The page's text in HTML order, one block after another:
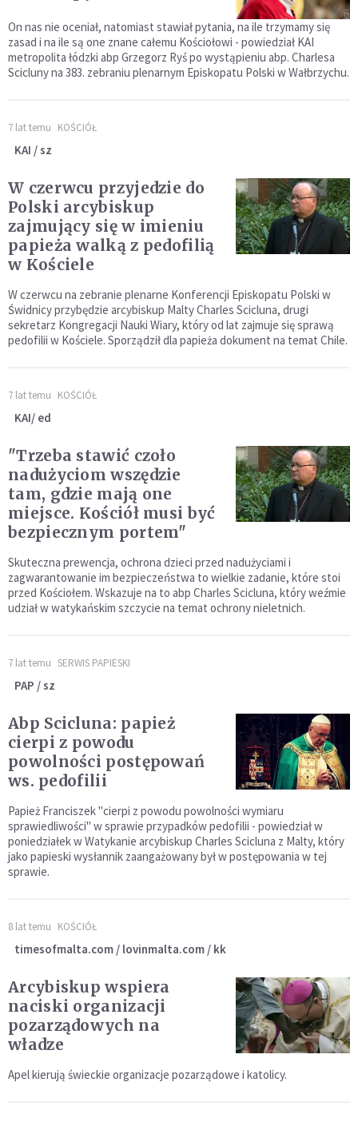
On nas nie oceniał, natomiast stawiał pytania, na ile trzymamy się
zasad i na ile są one znane całemu Kościołowi - powiedział KAI
metropolita łódzki abp Grzegorz Ryś po wystąpieniu abp. Charlesa
Scicluny na 383. zebraniu plenarnym Episkopatu Polski w Wałbrzychu.
7 lat temu KOŚCIÓŁ
KAI / sz
W czerwcu przyjedzie do
Polski arcybiskup
zajmujący się w imieniu
papieża walką z pedofilią
w Kościele
W czerwcu na zebranie plenarne Konferencji Episkopatu Polski w
Świdnicy przybędzie arcybiskup Malty Charles Scicluna, drugi
sekretarz Kongregacji Nauki Wiary, który od lat zajmuje się sprawą
pedofilii w Kościele. Sporządził dla papieża dokument na temat Chile.
7 lat temu KOŚCIÓŁ
KAI/ ed
"Trzeba stawić czoło
nadużyciom wszędzie
tam, gdzie mają one
miejsce. Kościół musi być
bezpiecznym portem"
Skuteczna prewencja, ochrona dzieci przed nadużyciami i
zagwarantowanie im bezpieczeństwa to wielkie zadanie, które stoi
przed Kościołem. Wskazuje na to abp Charles Scicluna, który weźmie
udział w watykańskim szczycie na temat ochrony nieletnich.
7 lat temu SERWIS PAPIESKI
PAP / sz
Abp Scicluna: papież
cierpi z powodu
powolności postępowań
ws. pedofilii
Papież Franciszek "cierpi z powodu powolności wymiaru
sprawiedliwości" w sprawie przypadków pedofilii - powiedział w
poniedziałek w Watykanie arcybiskup Charles Scicluna z Malty, który
jako papieski wysłannik zaangażowany był w postępowania w tej
sprawie.
8 lat temu KOŚCIÓŁ
timesofmalta.com / lovinmalta.com / kk
Arcybiskup wspiera
naciski organizacji
pozarządowych na
władze
Apel kierują świeckie organizacje pozarządowe i katolicy.